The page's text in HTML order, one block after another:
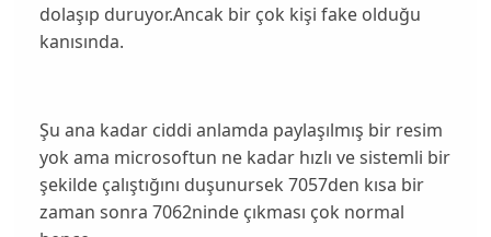
dolaşıp duruyor.Ancak bir çok kişi fake olduğu
kanısında.
Şu ana kadar ciddi anlamda paylaşılmış bir resim
yok ama microsoftun ne kadar hızlı ve sistemli bir
şekilde çalıştığını duşunursek 7057den kısa bir
zaman sonra 7062ninde çıkması çok normal